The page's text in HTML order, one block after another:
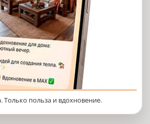
Только польза и вдохновение.